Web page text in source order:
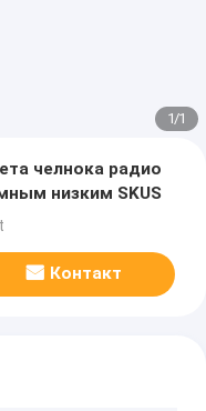
1/1
челнока радио
низким SKUS
Контакт